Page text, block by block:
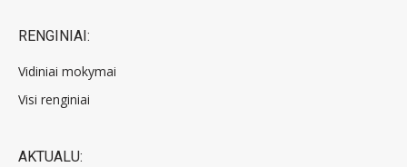
RENGINIAI:
Vidiniai mokymai
Visi renginiai
AKTUALU: